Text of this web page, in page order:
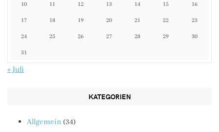
10 11 12 13 14 15 16
17 18 19 20 21 22 23
24 25 26 27 28 29 30
31
« Juli
KATEGORIEN
Allgemein (34)